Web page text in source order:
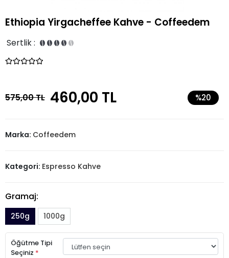
Ethiopia Yirgacheffee Kahve - Coffeedem
Sertlik :
575,00 TL 460,00 TL %20
Marka: Coffeedem
Kategori: Espresso Kahve
Gramaj:
250g 1000g
Öğütme Tipi
Seçiniz *